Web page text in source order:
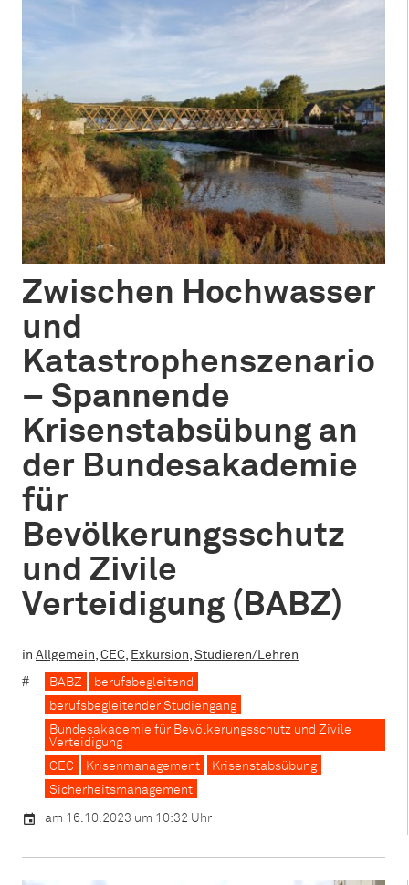
Zwischen Hochwasser
und
Katastrophenszenario
– Spannende
Krisenstabsübung an
der Bundesakademie
für
Bevölkerungsschutz
und Zivile
Verteidigung (BABZ)
in Allgemein, CEC, Exkursion, Studieren/Lehren
BABZ
berufsbegleitend
berufsbegleitender Studiengang
Bundesakademie für Bevölkerungsschutz und Zivile
Verteidigung
CEC
Krisenmanagement
Krisenstabsübung
Sicherheitsmanagement
am 16.10.2023 um 10:32 Uhr